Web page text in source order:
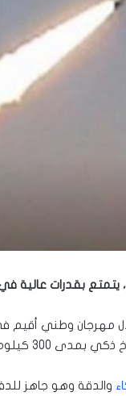
مهرجان وطني
مناطق البلاد”.
والدقة وهو جاهز